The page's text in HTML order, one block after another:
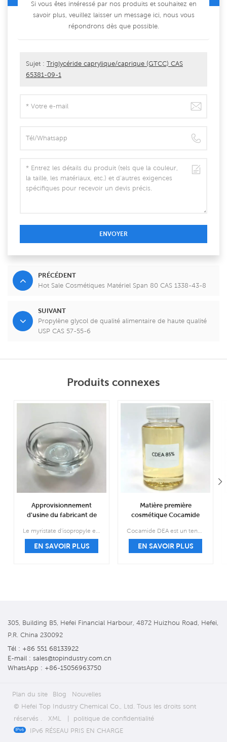
Si vous êtes intéressé par nos produits et souhaitez en
savoir plus, veuillez laisser un message ici, nous vous
répondrons dès que possible.
Sujet : Triglycéride caprylique/caprique (GTCC) CAS
65381-09-1
ENVOYER
PRÉCÉDENT
Hot Sale Cosmétiques Matériel Span 80 CAS 1338-43-8
SUIVANT
Propylène glycol de qualité alimentaire de haute qualité
USP CAS 57-55-6
Produits connexes
Approvisionnement
d'usine du fabricant de
CAS 110-27-0
EN SAVOIR PLUS
Matière première
cosmétique Cocamide
EN SAVOIR PLUS
305, Building B5, Hefei Financial Harbour, 4872 Huizhou Road, Hefei,
P.R. China 230092
Tél : +86 551 68133922
E-mail : sales@topindustry.com.cn
WhatsApp : +86-15056963750
Plan du site Blog
Nouvelles
© Hefei Top Industry Chemical Co., Ltd. Tous les droits sont
réservés .
XML |
politique de confidentialité
IPv6 RÉSEAU PRIS EN CHARGE